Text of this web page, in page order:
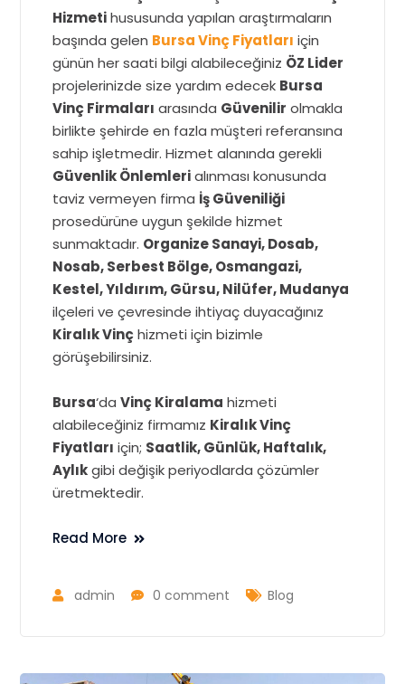
Hizmetihususunda yapılan araştırmaların
başında gelen Bursa Vinç Fiyatları için
günün her saati bilgi alabileceğiniz ÖZ Lider
projelerinizde size yardım edecek Bursa
Vinç Firmaları arasında Güvenilir olmakla
birlikte şehirde en fazla müşteri referansına
sahip işletmedir. Hizmet alanında gerekli
Güvenlik Önlemlerialınması konusunda
taviz vermeyen firma İş Güveniliği
prosedürüne uygun şekilde hizmet
sunmaktadır. Organize Sanayi, Dosab,
Nosab, Serbest Bölge, Osmangazi,
Kestel, Yıldırım, Gürsu, Nilüfer, Mudanya
ilçeleri ve çevresinde ihtiyaç duyacağınız
Kiralık Vinçhizmeti için bizimle
görüşebilirsiniz.
Bursa‘daVinç Kiralama hizmeti
alabileceğiniz firmamız Kiralık Vinç
Fiyatları için; Saatlik, Günlük, Haftalık,
Aylıkgibi değişik periyodlarda çözümler
üretmektedir.
Read More
admin 0 comment Blog